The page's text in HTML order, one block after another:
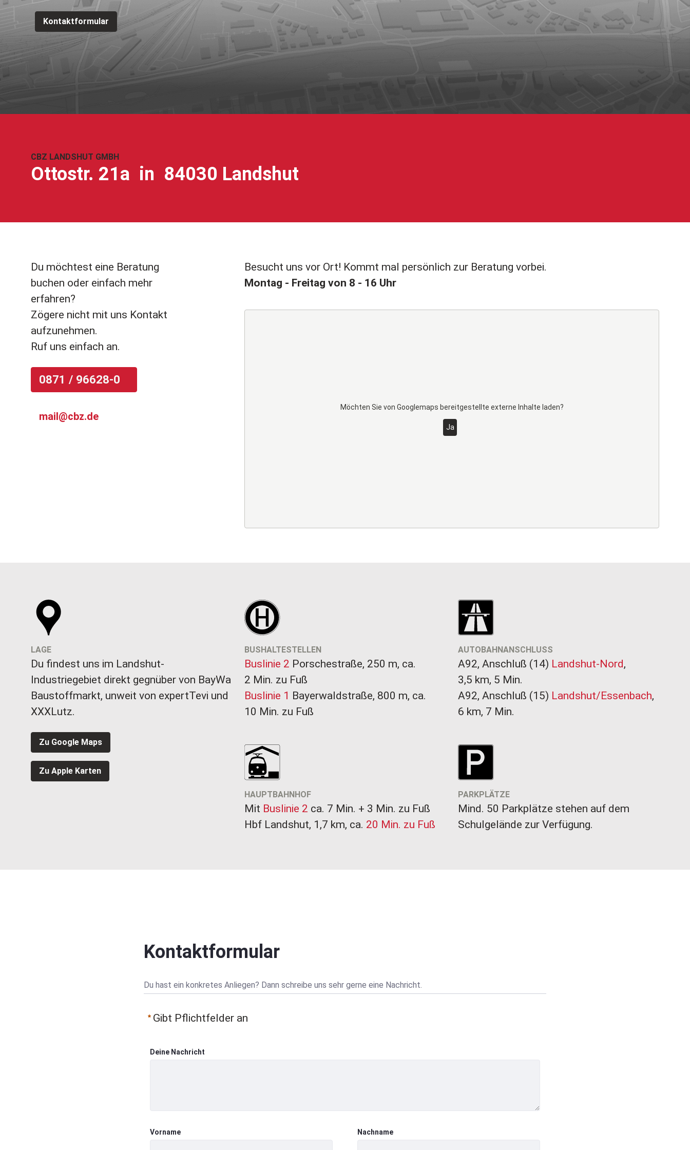
Kontaktformular
CBZ LANDSHUT GMBH
Ottostr. 21a in 84030 Landshut
Du möchtest eine Beratung
buchen oder einfach mehr
erfahren?
​​​​​​​Zögere nicht mit uns Kontakt
aufzunehmen.
​​​​​​​Ruf uns einfach an.
0871 / 96628-0
mail@cbz.de
Besucht uns vor Ort! Kommt mal persönlich zur Beratung vorbei.
Montag - Freitag von 8 - 16 Uhr
Möchten Sie von Googlemaps bereitgestellte externe Inhalte laden?
Ja
LAGE
Du findest uns im Landshut-
Industriegebiet direkt gegnüber von BayWa
Baustoffmarkt, unweit von expertTevi und
XXXLutz.
Zu Google Maps
Zu Apple Karten
BUSHALTESTELLEN
Buslinie 2 Porschestraße, 250 m, ca.
2 Min. zu Fuß
Buslinie 1 Bayerwaldstraße, 800 m, ca.
10 Min. zu Fuß
HAUPTBAHNHOF
Mit Buslinie 2 ca. 7 Min. + 3 Min. zu Fuß
​​​​​​​Hbf Landshut, 1,7 km, ca. 20 Min. zu Fuß
AUTOBAHNANSCHLUSS
A92, Anschluß (14) Landshut-Nord,
3,5 km, 5 Min.
A92, Anschluß (15) Landshut/Essenbach,
6 km, 7 Min.
PARKPLÄTZE
Mind. 50 Parkplätze stehen auf dem
Schulgelände zur Verfügung.
Kontaktformular
Du hast ein konkretes Anliegen? Dann schreibe uns sehr gerne eine Nachricht.
Gibt Pflichtfelder an
Deine Nachricht
Vorname Nachname